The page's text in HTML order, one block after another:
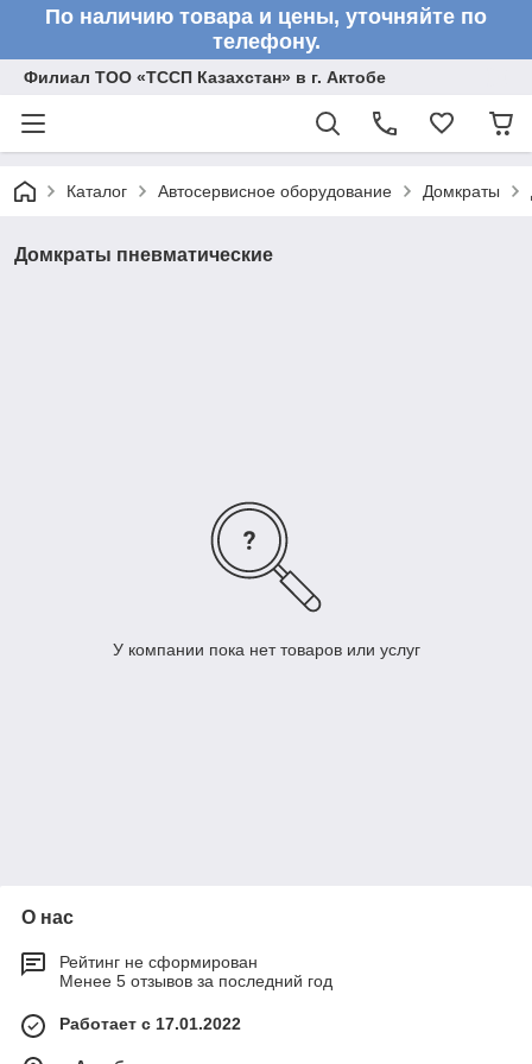
По наличию товара и цены, уточняйте по
телефону.
Филиал ТОО «ТССП Казахстан» в г. Актобе
Каталог Автосервисное оборудование Домкраты
Домкраты пневматические
У компании пока нет товаров или услуг
О нас
Рейтинг не сформирован
Менее 5 отзывов за последний год
Работает с 17.01.2022